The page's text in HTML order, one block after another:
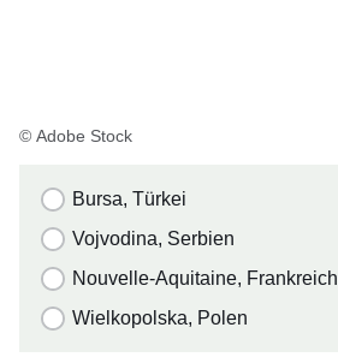
© Adobe Stock
Bursa, Türkei
Vojvodina, Serbien
Nouvelle-Aquitaine, Frankreich
Wielkopolska, Polen